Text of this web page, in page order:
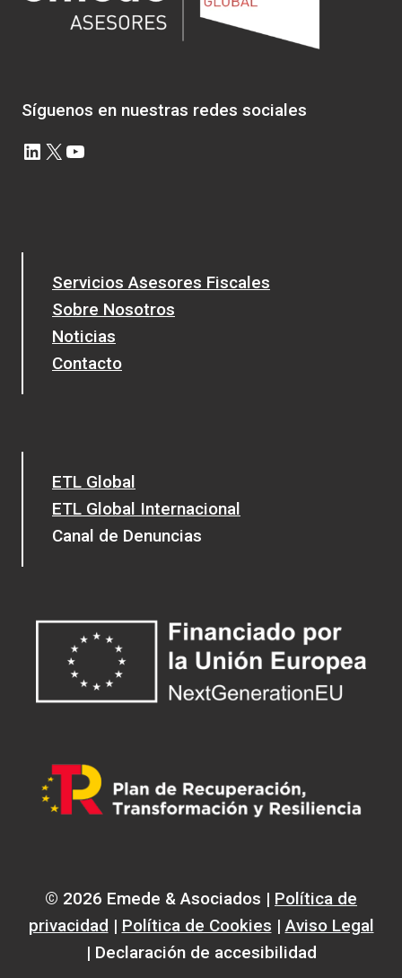
MUCHO
Síguenos en nuestras redes sociales
LinkedIn
X YouTube
Servicios Asesores Fiscales
Sobre Nosotros
Noticias
Contacto
ETL Global
ETL Global Internacional
Canal de Denuncias
© 2026 Emede & Asociados | Política de
privacidad | Política de Cookies |Aviso Legal
| Declaración de accesibilidad